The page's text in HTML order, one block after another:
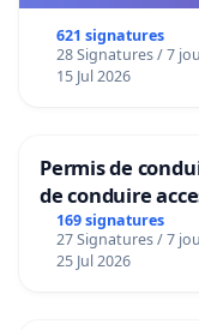
621 signatures
28 Signatures / 7
15 Jul 2026
Permis de
de conduire
Bruxelles
169 signatures
27 Signatures / 7
25 Jul 2026